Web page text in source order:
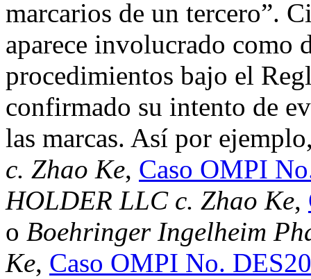
marcarios de un tercero”.
aparece involucrado como
procedimientos bajo el
confirmado su intento de
las marcas. Así por
c. Zhao Ke, Caso OMPI
HOLDER LLC c. Zhao Ke,
o Boehringer Ingelheim
Ke, Caso OMPI No.